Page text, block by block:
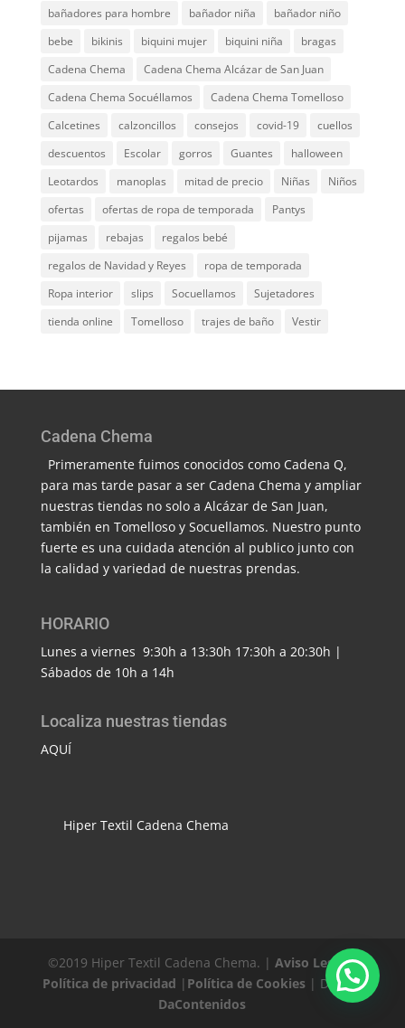
bañadores para hombre
bañador niña
bañador niño
bebe
bikinis biquini mujer biquini niña
bragas
Cadena Chema
Cadena Chema Alcázar de San Juan
Cadena Chema Socuéllamos
Cadena Chema Tomelloso
Calcetines
calzoncillos consejos covid-19
cuellos
descuentos
Escolar gorros Guantes
halloween
Leotardos
manoplas mitad de precio Niñas
Niños
ofertas
ofertas de ropa de temporada
Pantys
pijamas
rebajas
regalos bebé
regalos de Navidad y Reyes
ropa de temporada
Ropa interior
slips Socuellamos
Sujetadores
tienda online
Tomelloso trajes de baño Vestir
Cadena Chema
Primeramente fuimos conocidos como Cadena Q,
para mas tarde pasar a ser Cadena Chema y ampliar
nuestras tiendas no solo a Alcázar de San Juan,
también en Tomelloso y Socuellamos. Nuestro punto
fuerte es una cuidada atención al publico junto con
la calidad y variedad de nuestras prendas.
HORARIO
Lunes a viernes 9:30h a 13:30h 17:30h a 20:30h |
Sábados de 10h a 14h
Localiza nuestras tiendas
AQUÍ
Hiper Textil Cadena Chema
©2019 Hiper Textil Cadena Chema. |Aviso Legal|
Política de privacidad | Política de Cookies | Diseño
DaContenidos